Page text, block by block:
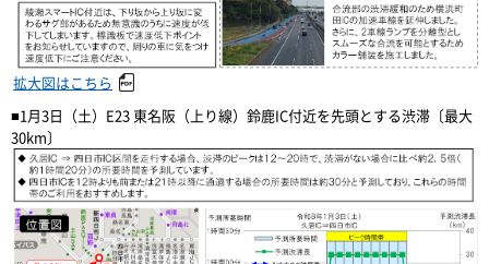
拡大図はこちら
■1月3日（土）E23 東名阪（上り線）鈴鹿IC付近を先頭とする渋滞〔最大
30km〕